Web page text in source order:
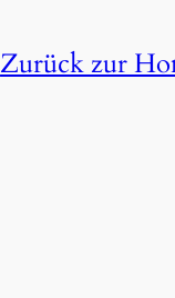
Zurück zur